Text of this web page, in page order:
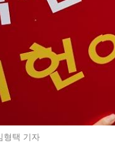
형택 기자